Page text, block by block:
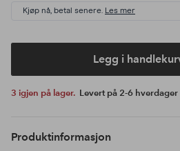
Kjøp nå, betal senere. Les mer
Legg i
3 igjen på lager. Levert på 2-6 hverdager
Produktinformasjon